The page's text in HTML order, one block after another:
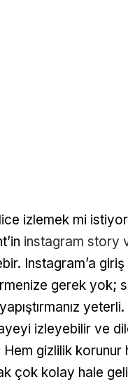
izlemek mi
instagram story
Instagram’a giriş
gerek yok;
yapıştırmanız
izleyebilir ve
Hem gizlilik korunur
çok kolay hale